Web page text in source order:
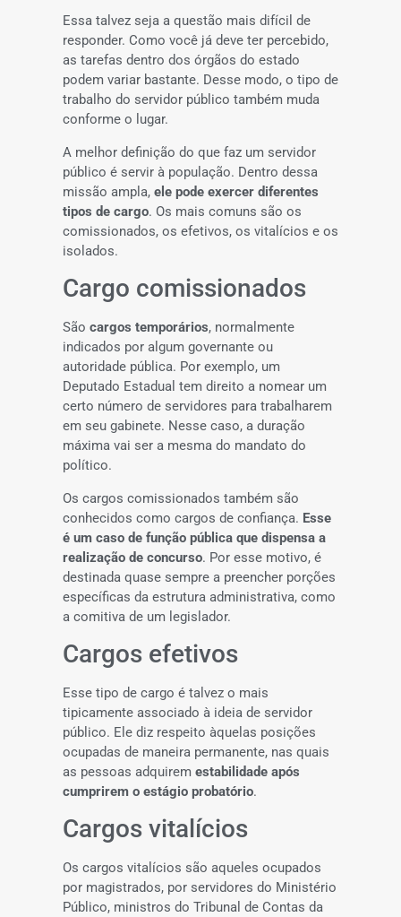
Essa talvez seja a questão mais difícil de
responder. Como você já deve ter percebido,
as tarefas dentro dos órgãos do estado
podem variar bastante. Desse modo, o tipo de
trabalho do servidor público também muda
conforme o lugar.
A melhor definição do que faz um servidor
público é servir à população. Dentro dessa
missão ampla, ele pode exercer diferentes
tipos de cargo. Os mais comuns são os
comissionados, os efetivos, os vitalícios e os
isolados.
Cargo comissionados
São cargos temporários, normalmente
indicados por algum governante ou
autoridade pública. Por exemplo, um
Deputado Estadual tem direito a nomear um
certo número de servidores para trabalharem
em seu gabinete. Nesse caso, a duração
máxima vai ser a mesma do mandato do
político.
Os cargos comissionados também são
conhecidos como cargos de confiança. Esse
é um caso de função pública que dispensa a
realização de concurso. Por esse motivo, é
destinada quase sempre a preencher porções
específicas da estrutura administrativa, como
a comitiva de um legislador.
Cargos efetivos
Esse tipo de cargo é talvez o mais
tipicamente associado à ideia de servidor
público. Ele diz respeito àquelas posições
ocupadas de maneira permanente, nas quais
as pessoas adquirem estabilidade após
cumprirem o estágio probatório.
Cargos vitalícios
Os cargos vitalícios são aqueles ocupados
por magistrados, por servidores do Ministério
Público, ministros do Tribunal de Contas da